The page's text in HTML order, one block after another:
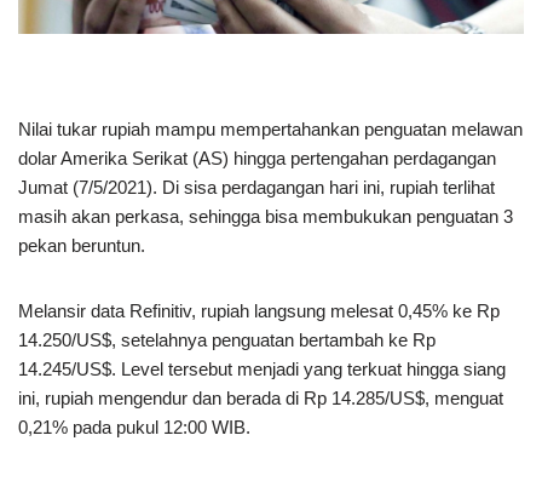
Nilai tukar rupiah mampu mempertahankan penguatan melawan
dolar Amerika Serikat (AS) hingga pertengahan perdagangan
Jumat (7/5/2021). Di sisa perdagangan hari ini, rupiah terlihat
masih akan perkasa, sehingga bisa membukukan penguatan 3
pekan beruntun.
Melansir data Refinitiv, rupiah langsung melesat 0,45% ke Rp
14.250/US$, setelahnya penguatan bertambah ke Rp
14.245/US$. Level tersebut menjadi yang terkuat hingga siang
ini, rupiah mengendur dan berada di Rp 14.285/US$, menguat
0,21% pada pukul 12:00 WIB.